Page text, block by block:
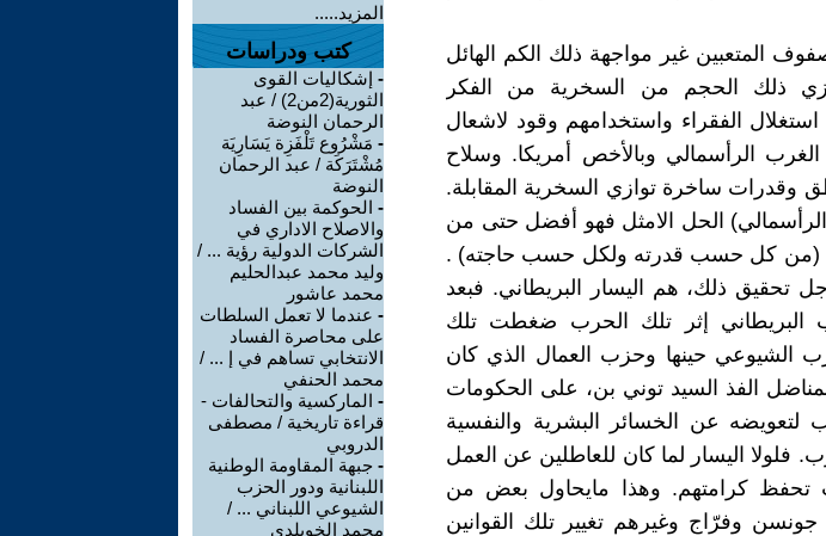
المتعبين غير مواجهة ذلك الكم الهائل
ذلك الحجم من السخرية من الفكر
الفقراء واستخدامهم وقود لاشعال
الغرب الرأسمالي وبالأخص أمريكا. وسلاح
وقدرات ساخرة توازي السخرية المقابلة.
الحل الامثل فهو أفضل حتى من
(من كل حسب قدرته ولكل حسب حاجته) .
ذلك، هم اليسار البريطاني. فبعد
البريطاني إثر تلك الحرب ضغطت تلك
الشيوعي حينها وحزب العمال الذي كان
الفذ السيد توني بن، على الحكومات
لتعويضه عن الخسائر البشرية والنفسية
فلولا اليسار لما كان للعاطلين عن العمل
تحفظ كرامتهم. وهذا مايحاول بعض من
وفرّاج وغيرهم تغيير تلك القوانين
المزيد.....
كتب ودراسات
- إشكاليات القوى
الثورية(2من2) / عبد
الرحمان النوضة
- مَشْرُوع تَلْفَزِة يَسَارِيَة
مُشْتَرَكَة / عبد الرحمان
النوضة
- الحوكمة بين الفساد
والاصلاح الاداري في
الشركات الدولية رؤية ... /
وليد محمد عبدالحليم
محمد عاشور
- عندما لا تعمل السلطات
على محاصرة الفساد
الانتخابي تساهم في إ ... /
محمد الحنفي
- الماركسية والتحالفات -
قراءة تاريخية / مصطفى
الدروبي
- جبهة المقاومة الوطنية
اللبنانية ودور الحزب
الشيوعي اللبناني ... /
محمد الخويلدي